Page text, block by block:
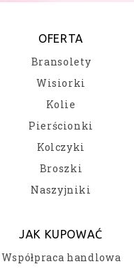
OFERTA
Bransolety
Wisiorki
Kolie
Pierścionki
Kolczyki
Broszki
Naszyjniki
JAK KUPOWAĆ
Współpraca handlowa